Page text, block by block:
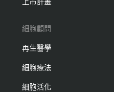
細胞顧問
再生醫學
細胞療法
細胞活化